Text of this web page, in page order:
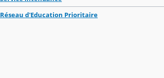
Réseau d'Education Prioritaire